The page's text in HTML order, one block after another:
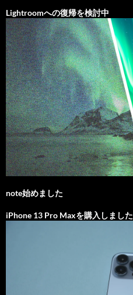
Lightroomへの復帰を検討中
note始めました
iPhone 13 Pro Maxを購入しました